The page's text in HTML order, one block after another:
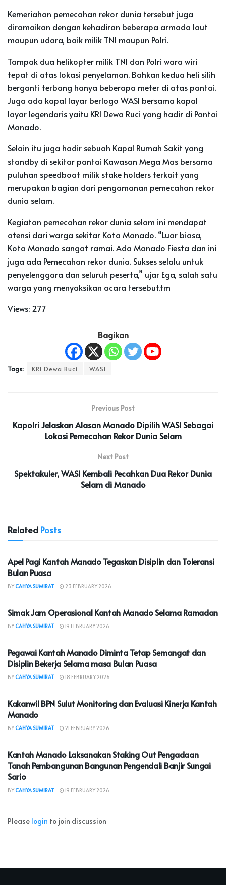
Kemeriahan pemecahan rekor dunia tersebut juga
diramaikan dengan kehadiran beberapa armada laut
maupun udara, baik milik TNI maupun Polri.
Tampak dua helikopter milik TNI dan Polri wara wiri
tepat di atas lokasi penyelaman. Bahkan kedua heli silih
berganti terbang hanya beberapa meter di atas pantai.
Juga ada kapal layar berlogo WASI bersama kapal
layar legendaris yaitu KRI Dewa Ruci yang hadir di Pantai
Manado.
Selain itu juga hadir sebuah Kapal Rumah Sakit yang
standby di sekitar pantai Kawasan Mega Mas bersama
puluhan speedboat milik stake holders terkait yang
merupakan bagian dari pengamanan pemecahan rekor
dunia selam.
Kegiatan pemecahan rekor dunia selam ini mendapat
atensi dari warga sekitar Kota Manado. “Luar biasa,
Kota Manado sangat ramai. Ada Manado Fiesta dan ini
juga ada Pemecahan rekor dunia. Sukses selalu untuk
penyelenggara dan seluruh peserta,” ujar Ega, salah satu
warga yang menyaksikan acara tersebut.tm
Views: 277
Bagikan
Tags: KRI Dewa Ruci WASI
Previous Post
Kapolri Jelaskan Alasan Manado Dipilih WASI Sebagai
Lokasi Pemecahan Rekor Dunia Selam
Next Post
Spektakuler, WASI Kembali Pecahkan Dua Rekor Dunia
Selam di Manado
Related Posts
KOTA MANADO
Apel Pagi Kantah Manado Tegaskan Disiplin dan Toleransi
Bulan Puasa
BYCAHYA SUMIRAT 23 FEBRUARY 2026
Simak Jam Operasional Kantah Manado Selama Ramadan
BYCAHYA SUMIRAT 19 FEBRUARY 2026
Pegawai Kantah Manado Diminta Tetap Semangat dan
Disiplin Bekerja Selama masa Bulan Puasa
BYCAHYA SUMIRAT 18 FEBRUARY 2026
Kakanwil BPN Sulut Monitoring dan Evaluasi Kinerja Kantah
Manado
BYCAHYA SUMIRAT 21 FEBRUARY 2026
Kantah Manado Laksanakan Staking Out Pengadaan
Tanah Pembangunan Bangunan Pengendali Banjir Sungai
Sario
BYCAHYA SUMIRAT 19 FEBRUARY 2026
Please login to join discussion